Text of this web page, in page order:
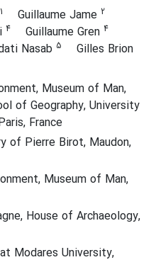
1 Guillaume Jame 2
4 Guillaume Gren 4
Nasab 5 Gilles Brion
Museum of Man,
of Geography, University
France
of Pierre Birot, Maudon,
Museum of Man,
House of Archaeology,
Modares University,